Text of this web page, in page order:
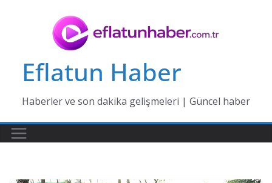
Eflatun Haber
Haberler ve son dakika gelişmeleri | Güncel haber